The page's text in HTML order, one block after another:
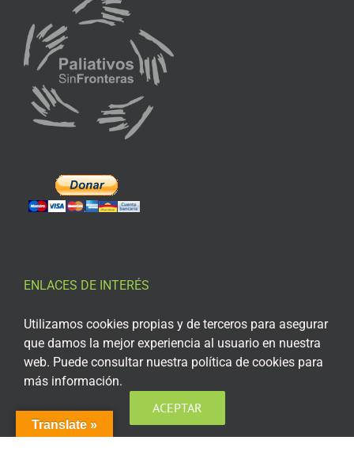
ENLACES DE INTERÉS
Aviso Legal
Política de privacidad
Política de privacidad Redes Sociales
Política de cookies
Translate »
Utilizamos cookies propias y de terceros para asegurar
que damos la mejor experiencia al usuario en nuestra
web. Puede consultar nuestra política de cookies para
más información.
ACEPTAR